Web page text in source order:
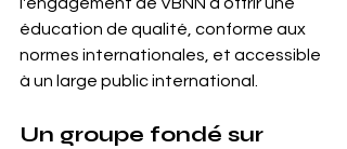
éducation de qualité, conforme aux
normes internationales, et accessible
à un large public international.
Un groupe fondé sur